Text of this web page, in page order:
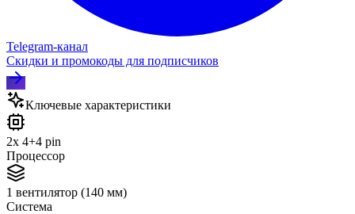
Telegram‑канал
Скидки и промокоды для подписчиков
Ключевые характеристики
2x 4+4 pin
Процессор
1 вентилятор (140 мм)
Система